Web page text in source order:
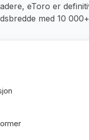
eToro er
med 10